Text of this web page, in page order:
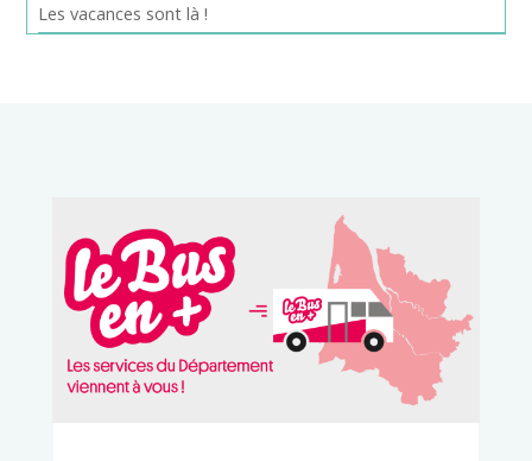
Les vacances sont là !